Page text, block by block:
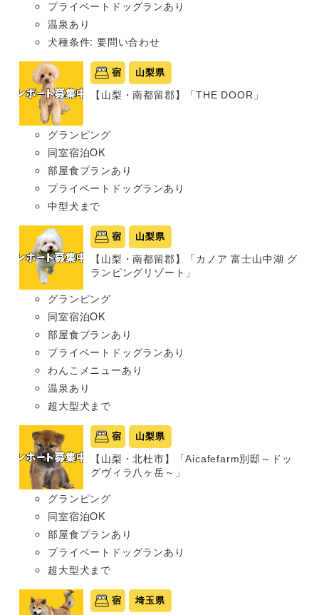
プライベートドッグランあり
温泉あり
犬種条件: 要問い合わせ
宿 山梨県
【山梨・南都留郡】「THE DOOR」
グランピング
同室宿泊OK
部屋食プランあり
プライベートドッグランあり
中型犬まで
宿 山梨県
【山梨・南都留郡】「カノア 富士山中湖 グ
ランピングリゾート」
グランピング
同室宿泊OK
部屋食プランあり
プライベートドッグランあり
わんこメニューあり
温泉あり
超大型犬まで
宿 山梨県
【山梨・北杜市】「Aicafefarm別邸～ドッ
グヴィラ八ヶ岳～」
グランピング
同室宿泊OK
部屋食プランあり
プライベートドッグランあり
超大型犬まで
宿 埼玉県